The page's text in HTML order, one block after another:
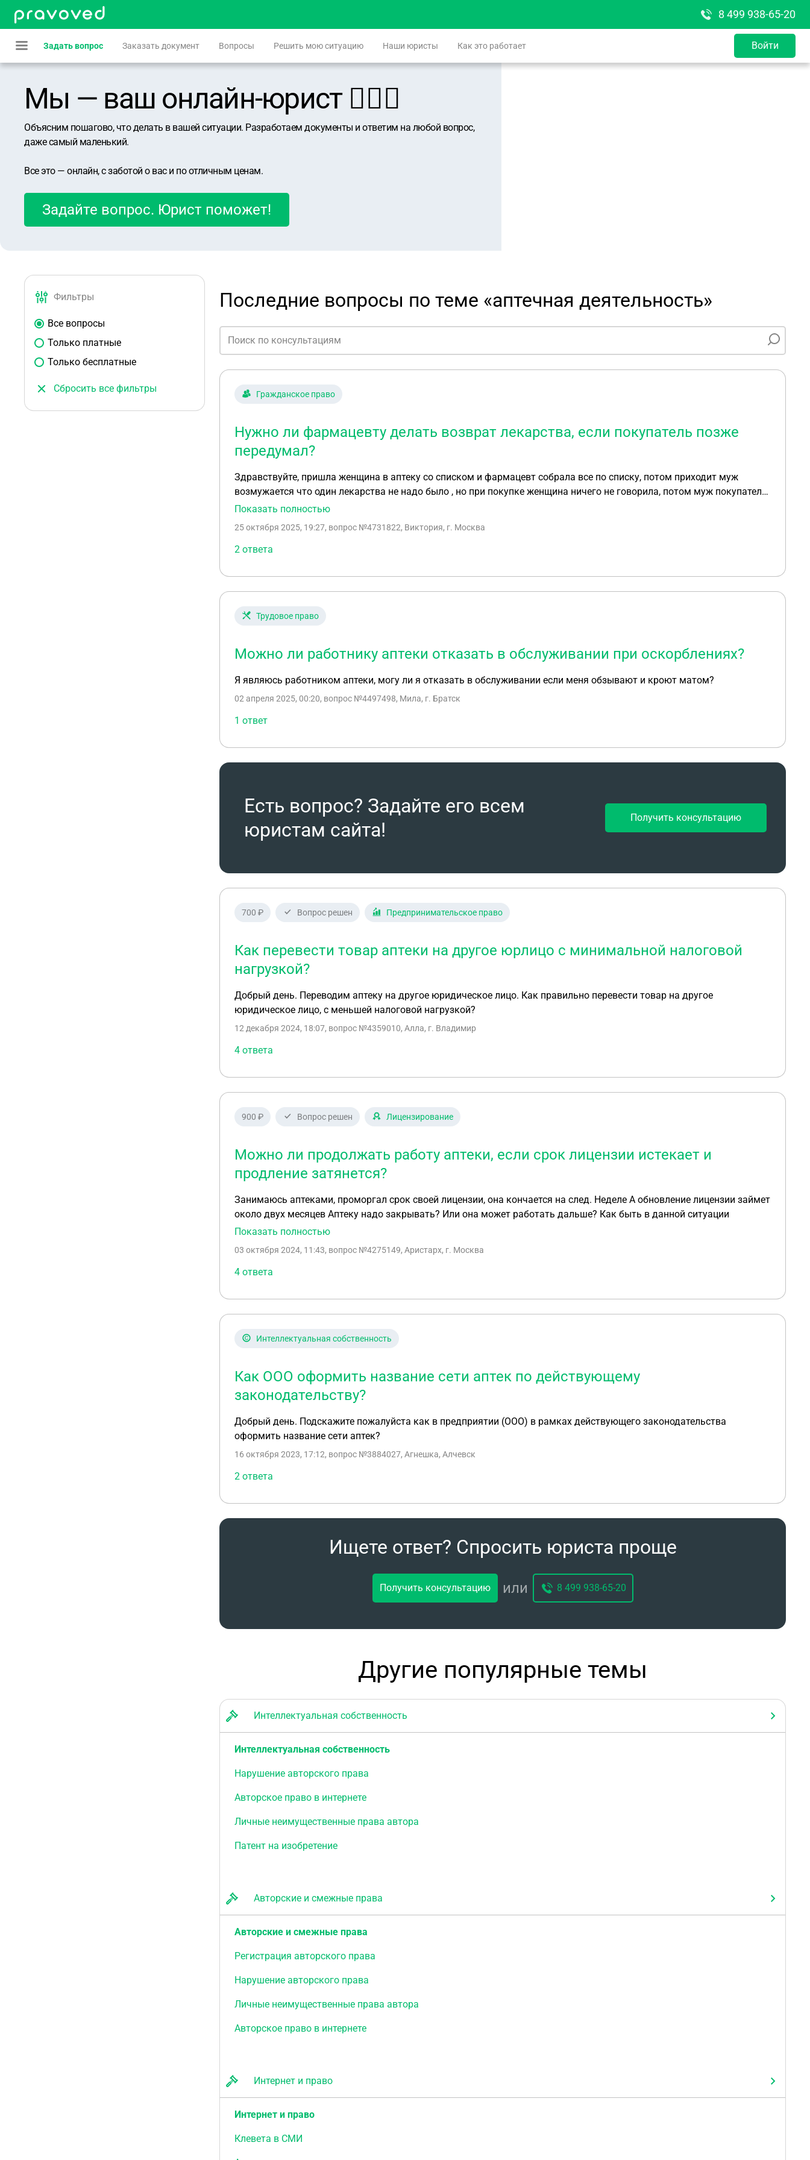
8 499 938-65-20
Задать вопрос Заказать документ Вопросы Решить мою ситуацию Наши юристы Как это работает Войти
Мы — ваш онлайн-юрист 👨🏻‍⚖️
Объясним пошагово, что делать в вашей ситуации. Разработаем документы и ответим на любой вопрос,
даже самый маленький.
Все это — онлайн, с заботой о вас и по отличным ценам.
Задайте вопрос. Юрист поможет!
Фильтры
Все вопросы
Только платные
Только бесплатные
Сбросить все фильтры
Последние вопросы по теме «аптечная деятельность»
Гражданское право
Нужно ли фармацевту делать возврат лекарства, если покупатель позже
передумал?
Здравствуйте, пришла женщина в аптеку со списком и фармацевт собрала все по списку, потом приходит муж
возмужается что один лекарства не надо было , но при покупке женщина ничего не говорила, потом муж покупателя
орет на фармацевта что сделала возврат или полный возврат и на видео снимает, то фармацевт обьязана сделать
Показать полностью
25 октября 2025, 19:27, вопрос №4731822, Виктория, г. Москва
2 ответа
Трудовое право
Можно ли работнику аптеки отказать в обслуживании при оскорблениях?
Я являюсь работником аптеки, могу ли я отказать в обслуживании если меня обзывают и кроют матом?
02 апреля 2025, 00:20, вопрос №4497498, Мила, г. Братск
1 ответ
Есть вопрос? Задайте его всем
юристам сайта!
Получить консультацию
700 ₽ Вопрос решен Предпринимательское право
Как перевести товар аптеки на другое юрлицо с минимальной налоговой
нагрузкой?
Добрый день. Переводим аптеку на другое юридическое лицо. Как правильно перевести товар на другое
юридическое лицо, с меньшей налоговой нагрузкой?
12 декабря 2024, 18:07, вопрос №4359010, Алла, г. Владимир
4 ответа
900 ₽ Вопрос решен Лицензирование
Можно ли продолжать работу аптеки, если срок лицензии истекает и
продление затянется?
Занимаюсь аптеками, проморгал срок своей лицензии, она кончается на след. Неделе А обновление лицензии займет
около двух месяцев Аптеку надо закрывать? Или она может работать дальше? Как быть в данной ситуации
Показать полностью
03 октября 2024, 11:43, вопрос №4275149, Аристарх, г. Москва
4 ответа
Интеллектуальная собственность
Как ООО оформить название сети аптек по действующему
законодательству?
Добрый день. Подскажите пожалуйста как в предприятии (ООО) в рамках действующего законодательства
оформить название сети аптек?
16 октября 2023, 17:12, вопрос №3884027, Агнешка, Алчевск
2 ответа
Ищете ответ? Спросить юриста проще
Получить консультацию или 8 499 938-65-20
Другие популярные темы
Интеллектуальная собственность
Интеллектуальная собственность
Нарушение авторского права
Авторское право в интернете
Личные неимущественные права автора
Патент на изобретение
Авторские и смежные права
Авторские и смежные права
Регистрация авторского права
Нарушение авторского права
Личные неимущественные права автора
Авторское право в интернете
Интернет и право
Интернет и право
Клевета в СМИ